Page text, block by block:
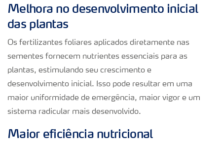
Melhora no desenvolvimento inicial
das plantas
Os fertilizantes foliares aplicados diretamente nas
sementes fornecem nutrientes essenciais para as
plantas, estimulando seu crescimento e
desenvolvimento inicial. Isso pode resultar em uma
maior uniformidade de emergência, maior vigor e um
sistema radicular mais desenvolvido.
Maior eficiência nutricional